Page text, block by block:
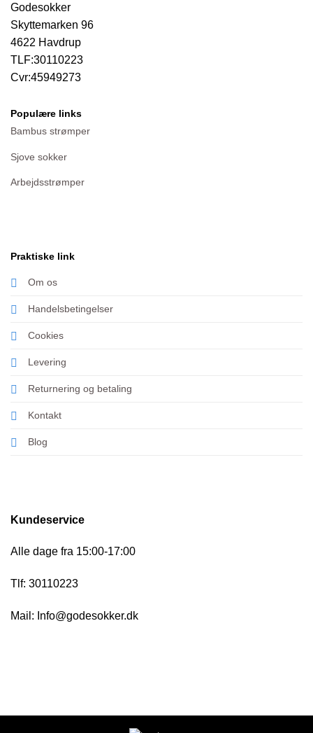
Godesokker
Skyttemarken 96
4622 Havdrup
TLF:30110223
Cvr:45949273
Populære links
Bambus strømper
Sjove sokker
Arbejdsstrømper
Praktiske link
Om os
Handelsbetingelser
Cookies
Levering
Returnering og betaling
Kontakt
Blog
Kundeservice
Alle dage fra 15:00-17:00
Tlf: 30110223
Mail: Info@godesokker.dk